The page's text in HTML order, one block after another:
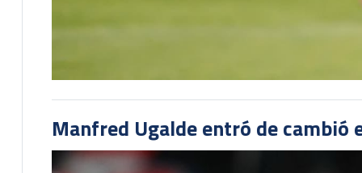
Manfred Ugalde entró de cambió